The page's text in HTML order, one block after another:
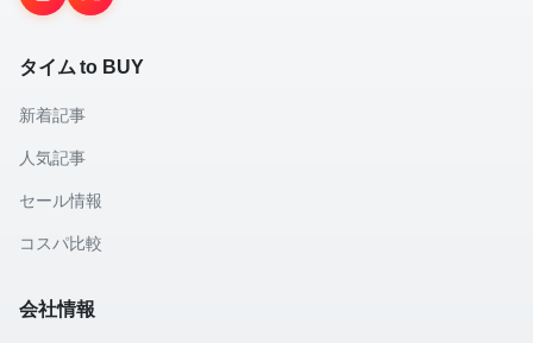
タイム to BUY
新着記事
人気記事
セール情報
コスパ比較
会社情報